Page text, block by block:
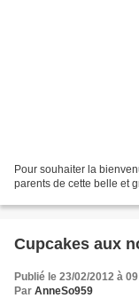
Pour souhaiter la
parents de cette belle et
Cupcakes aux
Publié le 23/02/2012 à
Par AnneSo959